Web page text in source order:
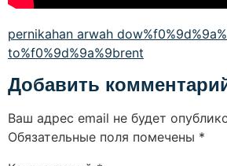
pernikahan arwah
to%f0%9d%9a%9brent
Добавить
Ваш адрес email не будет
Обязательные поля помечены *